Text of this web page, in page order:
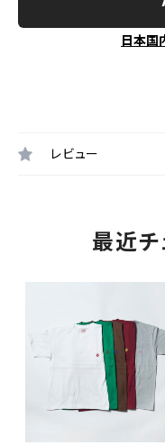
日本国
レビュー
最近チ